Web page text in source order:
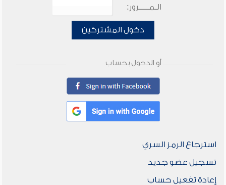
الـمـــــرور:
دخول المشتركين
أو الدخول بحساب
استرجاع الرمز السري
تسجيل عضو جديد
إعادة تفعيل حساب